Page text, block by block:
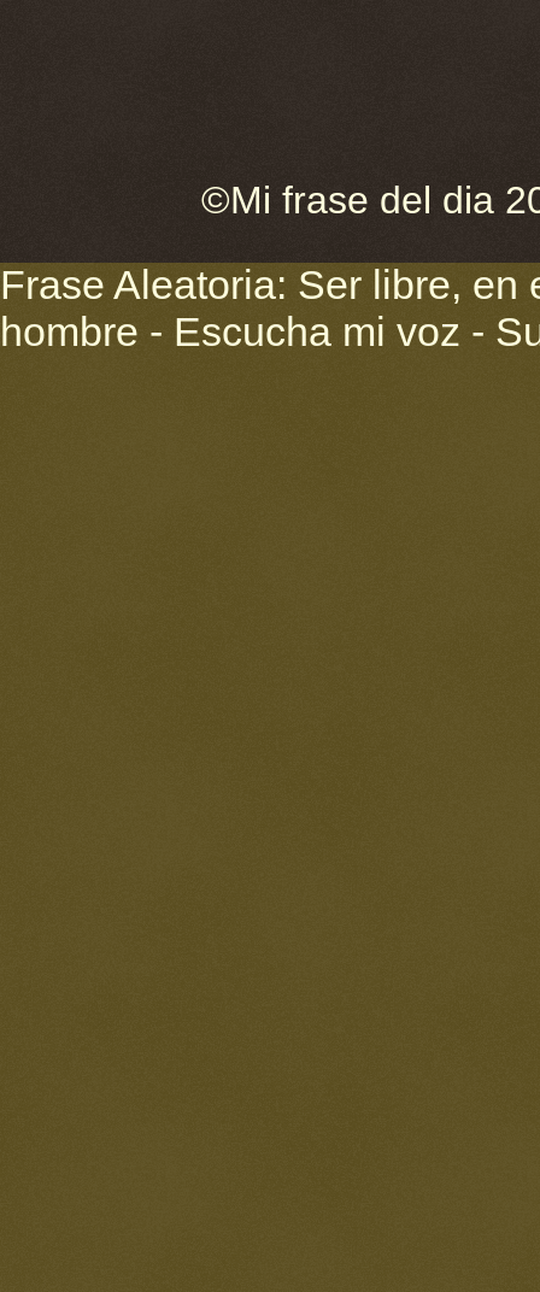
©Mi frase del dia
Frase Aleatoria: Ser libre,
hombre - Escucha mi voz -